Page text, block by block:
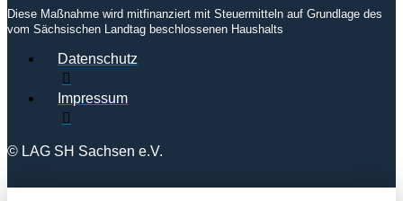
Diese Maßnahme wird mitfinanziert mit Steuermitteln auf Grundlage des
vom Sächsischen Landtag beschlossenen Haushalts
Datenschutz
Impressum
© LAG SH Sachsen e.V.